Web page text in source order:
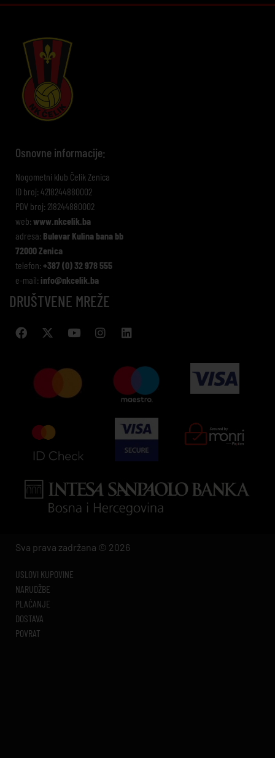
Osnovne informacije:
Nogometni klub Čelik Zenica
ID broj: 4218244880002
PDV broj: 218244880002
web: www.nkcelik.ba
adresa: Bulevar Kulina bana bb
72000 Zenica
telefon: +387 (0) 32 978 555
e-mail: info@nkcelik.ba
DRUŠTVENE MREŽE
Sva prava zadržana © 2026
USLOVI KUPOVINE
NARUDŽBE
PLAĆANJE
DOSTAVA
POVRAT